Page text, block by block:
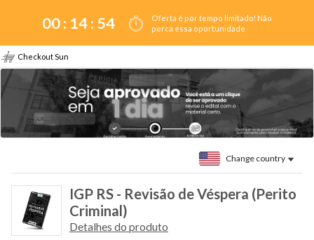
00 : 14: 54
Oferta é por tempo limitado! Não
perca essa oportunidade
Checkout Sun
Change country
IGP RS - Revisão de Véspera (Perito
Criminal)
Detalhes do produto